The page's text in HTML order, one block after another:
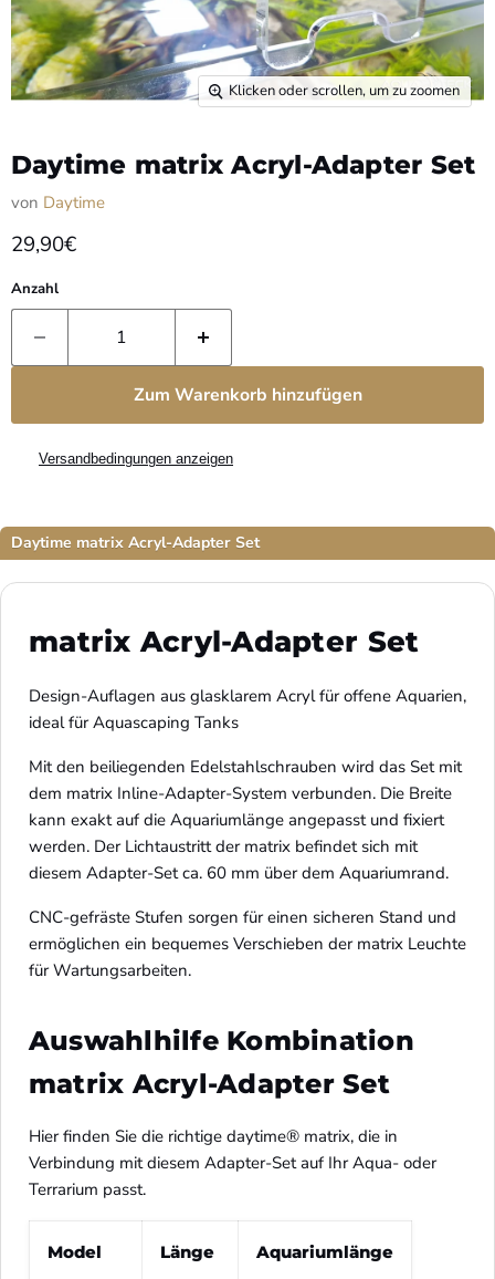
Klicken oder scrollen, um zu zoomen
Daytime matrix Acryl-Adapter Set
von Daytime
29,90€
Anzahl
Zum Warenkorb hinzufügen
Daytime matrix Acryl-Adapter Set
matrix Acryl-Adapter Set
Design-Auflagen aus glasklarem Acryl für offene Aquarien,
ideal für Aquascaping Tanks
Mit den beiliegenden Edelstahlschrauben wird das Set mit
dem matrix Inline-Adapter-System verbunden. Die Breite
kann exakt auf die Aquariumlänge angepasst und fixiert
werden. Der Lichtaustritt der matrix befindet sich mit
diesem Adapter-Set ca. 60 mm über dem Aquariumrand.
CNC-gefräste Stufen sorgen für einen sicheren Stand und
ermöglichen ein bequemes Verschieben der matrix Leuchte
für Wartungsarbeiten.
Auswahlhilfe Kombination
matrix Acryl-Adapter Set
Hier finden Sie die richtige daytime® matrix, die in
Verbindung mit diesem Adapter-Set auf Ihr Aqua- oder
Terrarium passt.
Model Länge Aquariumlänge